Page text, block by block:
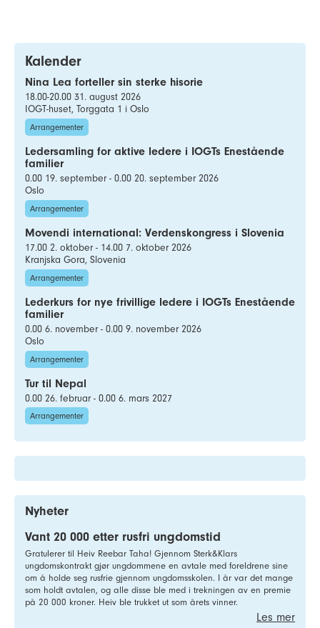
Kalender
Nina Lea forteller sin sterke hisorie
18.00-20.00 31. august 2026
IOGT-huset, Torggata 1 i Oslo
Arrangementer
Ledersamling for aktive ledere i IOGTs Enestående
familier
0.00 19. september - 0.00 20. september 2026
Oslo
Arrangementer
Movendi international: Verdenskongress i Slovenia
17.00 2. oktober - 14.00 7. oktober 2026
Kranjska Gora, Slovenia
Arrangementer
Lederkurs for nye frivillige ledere i IOGTs Enestående
familier
0.00 6. november - 0.00 9. november 2026
Oslo
Arrangementer
Tur til Nepal
0.00 26. februar - 0.00 6. mars 2027
Arrangementer
Nyheter
Vant 20 000 etter rusfri ungdomstid
Gratulerer til Heiv Reebar Taha! Gjennom Sterk&Klars
ungdomskontrakt gjør ungdommene en avtale med foreldrene sine
om å holde seg rusfrie gjennom ungdomsskolen. I år var det mange
som holdt avtalen, og alle disse ble med i trekningen av en premie
på 20 000 kroner. Heiv ble trukket ut som årets vinner.
Les mer